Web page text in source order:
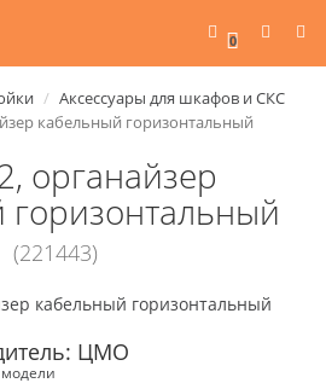
0
Аксессуары для шкафов и СКС
кабельный горизонтальный
органайзер
горизонтальный
(221443)
ЦМО